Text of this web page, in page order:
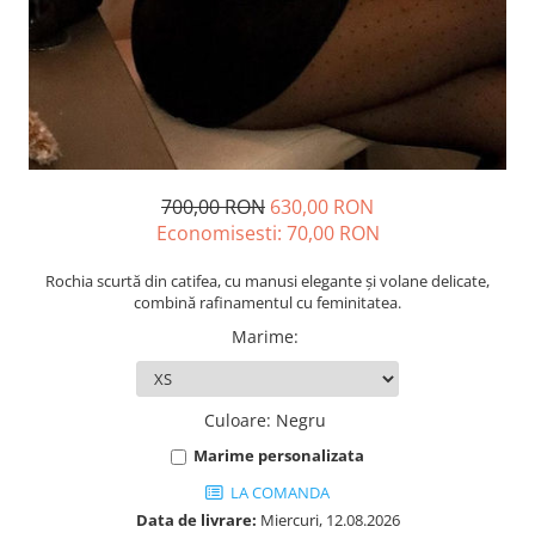
700,00 RON 630,00 RON
Economisesti: 70,00 RON
Rochia scurtă din catifea, cu manusi elegante și volane delicate,
combină rafinamentul cu feminitatea.
Marime:
Culoare: Negru
Marime personalizata
LA COMANDA
Data de livrare: Miercuri, 12.08.2026